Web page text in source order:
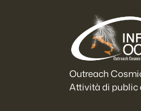
Outreach
Attività di public